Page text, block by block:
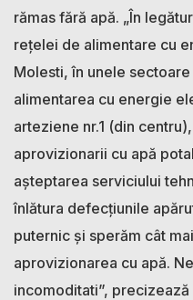
rămas fără apă. „În
rețelei de alimentare cu
Molesti, în unele
alimentarea cu energie
arteziene nr.1 (din
aprovizionarii cu apă
așteptarea serviciului
înlătura defecțiunile
puternic și sperăm cât
aprovizionarea cu apă.
incomoditati”,